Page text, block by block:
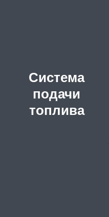
Система
подачи
топлива